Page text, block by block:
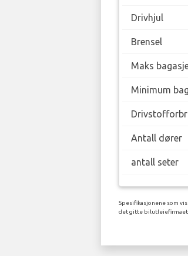
Drivhjul
Brensel
Maks
Minimum
Antall dører
antall seter
Spesifikasjonene som
det gitte bilutleiefirmaet